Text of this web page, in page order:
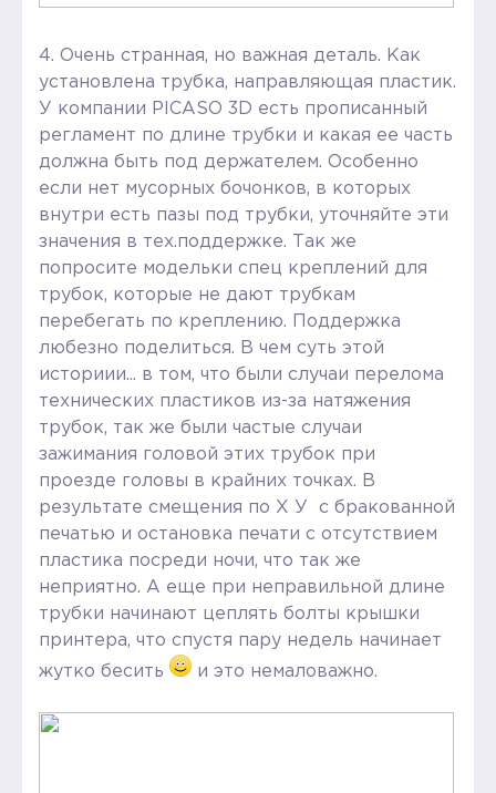
4. Очень странная, но важная деталь. Как
установлена трубка, направляющая пластик.
У компании PICASO 3D есть прописанный
регламент по длине трубки и какая ее часть
должна быть под держателем. Особенно
если нет мусорных бочонков, в которых
внутри есть пазы под трубки, уточняйте эти
значения в тех.поддержке. Так же
попросите модельки спец креплений для
трубок, которые не дают трубкам
перебегать по креплению. Поддержка
любезно поделиться. В чем суть этой
историии... в том, что были случаи перелома
технических пластиков из-за натяжения
трубок, так же были частые случаи
зажимания головой этих трубок при
проезде головы в крайних точках. В
результате смещения по Х У с бракованной
печатью и остановка печати с отсутствием
пластика посреди ночи, что так же
неприятно. А еще при неправильной длине
трубки начинают цеплять болты крышки
принтера, что спустя пару недель начинает
жутко бесить
и это немаловажно.